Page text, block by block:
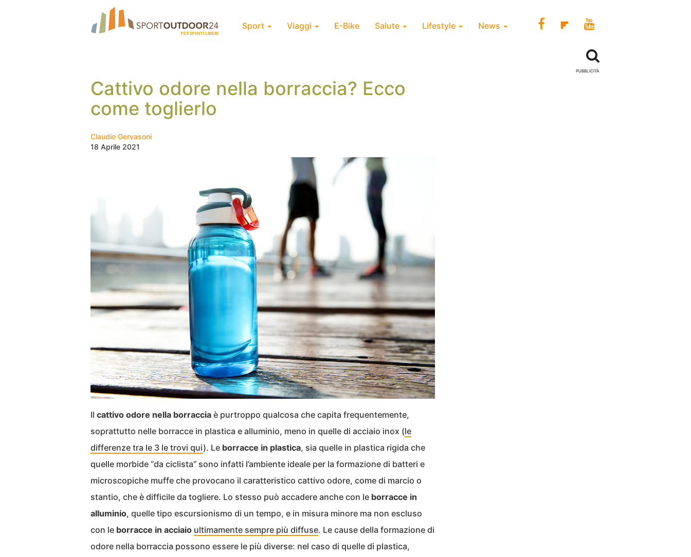
Sport Viaggi E-Bike Salute Lifestyle News
Cattivo odore nella borraccia? Ecco
come toglierlo
Claudio Gervasoni
18 Aprile 2021
Il cattivo odore nella borraccia è purtroppo qualcosa che capita frequentemente,
soprattutto nelle borracce in plastica e alluminio, meno in quelle di acciaio inox (le
differenze tra le 3 le trovi qui). Le borracce in plastica, sia quelle in plastica rigida che
quelle morbide “da ciclista” sono infatti l’ambiente ideale per la formazione di batteri e
microscopiche muffe che provocano il caratteristico cattivo odore, come di marcio o
stantio, che è difficile da togliere. Lo stesso può accadere anche con le borracce in
alluminio, quelle tipo escursionismo di un tempo, e in misura minore ma non escluso
con le borracce in acciaio ultimamente sempre più diffuse. Le cause della formazione di
odore nella borraccia possono essere le più diverse: nel caso di quelle di plastica,
PUBBLICITÀ